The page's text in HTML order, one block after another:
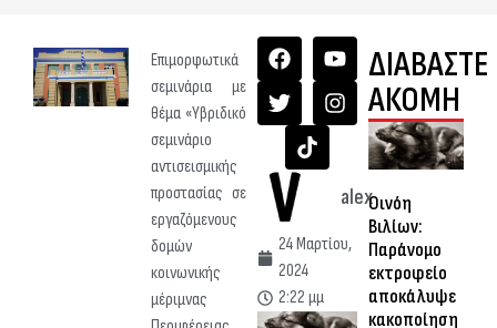
Επιμορφωτικά
σεμινάρια με
θέμα «Υβριδικό
σεμινάριο
αντισεισμικής
προστασίας σε
εργαζόμενους
δομών
κοινωνικής
μέριμνας
alex
24 Μαρτίου,
2024
2:22 μμ
ΔΙΑΒΑΣΤΕ
ΑΚΟΜΗ
Οινόη
Βιλίων:
Παράνομο
εκτροφείο
αποκάλυψε
κακοποίηση